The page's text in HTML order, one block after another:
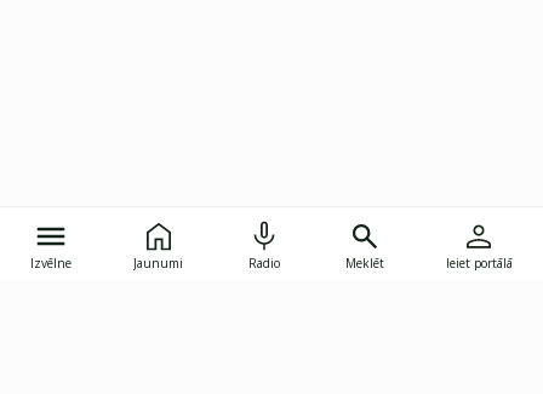
Izvēlne Jaunumi Radio Meklēt Ieiet portālā